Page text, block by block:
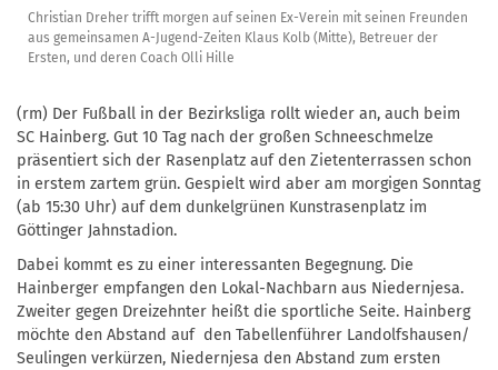
Christian Dreher trifft morgen auf seinen Ex-Verein mit seinen Freunden
aus gemeinsamen A-Jugend-Zeiten Klaus Kolb (Mitte), Betreuer der
Ersten, und deren Coach Olli Hille
(rm) Der Fußball in der Bezirksliga rollt wieder an, auch beim
SC Hainberg. Gut 10 Tag nach der großen Schneeschmelze
präsentiert sich der Rasenplatz auf den Zietenterrassen schon
in erstem zartem grün. Gespielt wird aber am morgigen Sonntag
(ab 15:30 Uhr) auf dem dunkelgrünen Kunstrasenplatz im
Göttinger Jahnstadion.
Dabei kommt es zu einer interessanten Begegnung. Die
Hainberger empfangen den Lokal-Nachbarn aus Niedernjesa.
Zweiter gegen Dreizehnter heißt die sportliche Seite. Hainberg
möchte den Abstand auf den Tabellenführer Landolfshausen/
Seulingen verkürzen, Niedernjesa den Abstand zum ersten